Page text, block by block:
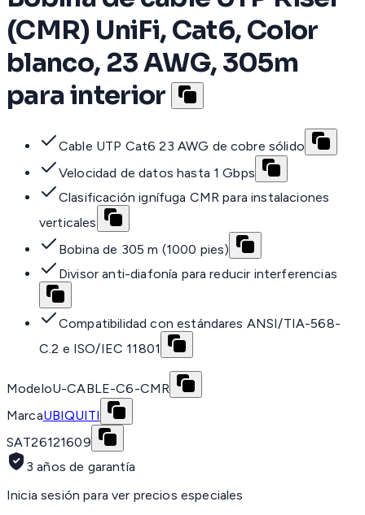
(CMR) UniFi, Cat6, Color
blanco, 23 AWG, 305m
para interior
Cable UTP Cat6 23 AWG de cobre sólido
Velocidad de datos hasta 1 Gbps
Clasificación ignífuga CMR para instalaciones
verticales
Bobina de 305 m (1000 pies)
Divisor anti-diafonía para reducir interferencias
Compatibilidad con estándares ANSI/TIA-568-
C.2 e ISO/IEC 11801
ModeloU-CABLE-C6-CMR
MarcaUBIQUITI
SAT26121609
3 años de garantía
Inicia sesión para ver precios especiales